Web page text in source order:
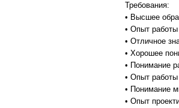
Требования:
• Высшее
• Опыт
• Отличное
• Хорошее
• Понимание
• Опыт
• Понимание
• Опыт